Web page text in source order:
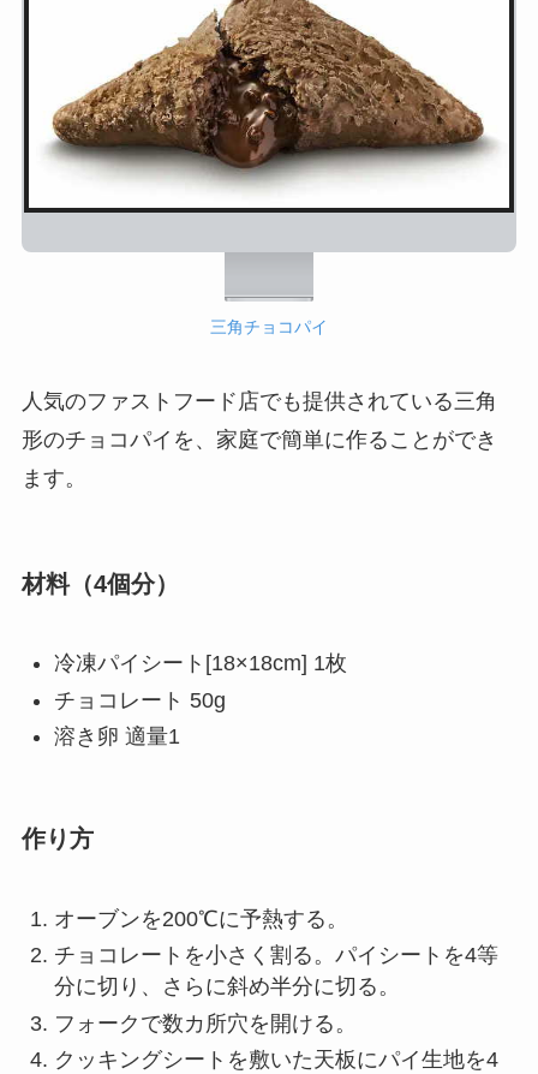
三角チョコパイ
人気のファストフード店でも提供されている三角
形のチョコパイを、家庭で簡単に作ることができ
ます。
材料（4個分）
冷凍パイシート[18×18cm] 1枚
チョコレート 50g
溶き卵 適量1
作り方
オーブンを200℃に予熱する。
チョコレートを小さく割る。パイシートを4等
分に切り、さらに斜め半分に切る。
フォークで数カ所穴を開ける。
クッキングシートを敷いた天板にパイ生地を4